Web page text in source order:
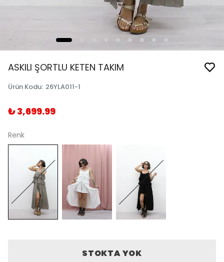
ASKILI ŞORTLU KETEN TAKIM
Ürün Kodu: 26YLA011-1
₺ 3,699.99
Renk
STOKTA YOK